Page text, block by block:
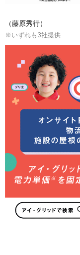
（藤原秀行）
※いずれも3社提供